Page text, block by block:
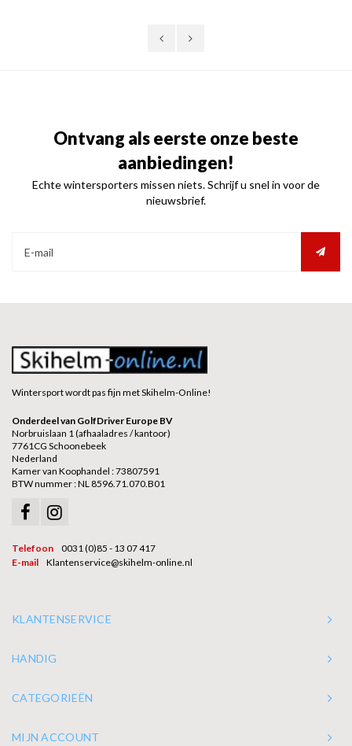
Ontvang als eerste onze beste
aanbiedingen!
Echte wintersporters missen niets. Schrijf u snel in voor de
nieuwsbrief.
Wintersport wordt pas fijn met Skihelm-Online!
Onderdeel van GolfDriver Europe BV
Norbruislaan 1 (afhaaladres / kantoor)
7761CG Schoonebeek
Nederland
Kamer van Koophandel : 73807591
BTW nummer : NL 8596.71.070.B01
Telefoon
0031 (0)85 - 13 07 417
E-mail
Klantenservice@skihelm-online.nl
KLANTENSERVICE
HANDIG
CATEGORIEËN
MIJN ACCOUNT